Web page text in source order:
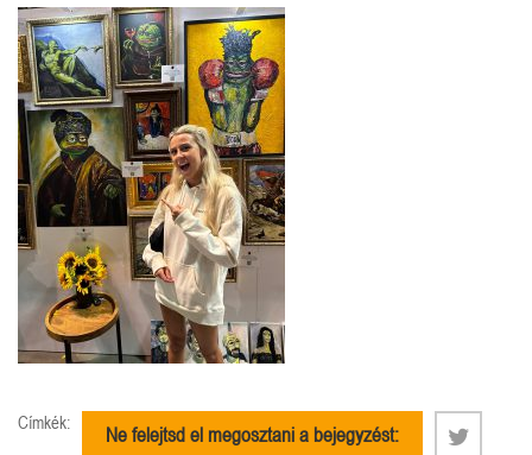
Címkék:
Ne felejtsd el megosztani a bejegyzést: